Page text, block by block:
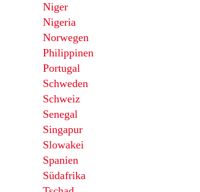
Niger
Nigeria
Norwegen
Philippinen
Portugal
Schweden
Schweiz
Senegal
Singapur
Slowakei
Spanien
Südafrika